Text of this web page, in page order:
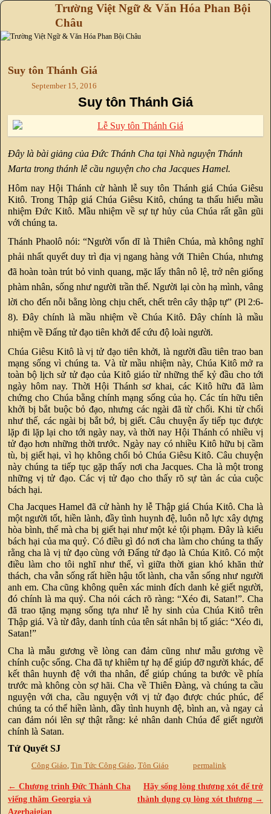
Trường Việt Ngữ & Văn Hóa Phan Bội
Châu
Suy tôn Thánh Giá
September 15, 2016
Suy tôn Thánh Giá
Đây là bài giảng của Đức Thánh Cha tại Nhà nguyện Thánh
Marta trong thánh lễ cầu nguyện cho cha Jacques Hamel.
Hôm nay Hội Thánh cử hành lễ suy tôn Thánh giá Chúa Giêsu
Kitô. Trong Thập giá Chúa Giêsu Kitô, chúng ta thấu hiểu mầu
nhiệm Đức Kitô. Mầu nhiệm về sự tự hủy của Chúa rất gần gũi
với chúng ta.
Thánh Phaolô nói: “Người vốn dĩ là Thiên Chúa, mà không nghĩ
phải nhất quyết duy trì địa vị ngang hàng với Thiên Chúa, nhưng
đã hoàn toàn trút bỏ vinh quang, mặc lấy thân nô lệ, trở nên giống
phàm nhân, sống như người trần thế. Người lại còn hạ mình, vâng
lời cho đến nỗi bằng lòng chịu chết, chết trên cây thập tự” (Pl 2:6-
8). Đây chính là mầu nhiệm về Chúa Kitô. Đây chính là mầu
nhiệm về Đấng tử đạo tiên khởi để cứu độ loài người.
Chúa Giêsu Kitô là vị tử đạo tiên khởi, là người đầu tiên trao ban
mạng sống vì chúng ta. Và từ mầu nhiệm này, Chúa Kitô mở ra
toàn bộ lịch sử tử đạo của Kitô giáo từ những thế kỷ đầu cho tới
ngày hôm nay. Thời Hội Thánh sơ khai, các Kitô hữu đã làm
chứng cho Chúa bằng chính mạng sống của họ. Các tín hữu tiên
khởi bị bắt buộc bỏ đạo, nhưng các ngài đã từ chối. Khi từ chối
như thế, các ngài bị bắt bớ, bị giết. Câu chuyện ấy tiếp tục được
lặp đi lặp lại cho tới ngày nay, và thời nay Hội Thánh có nhiều vị
tử đạo hơn những thời trước. Ngày nay có nhiều Kitô hữu bị cầm
tù, bị giết hại, vì họ không chối bỏ Chúa Giêsu Kitô. Câu chuyện
này chúng ta tiếp tục gặp thấy nơi cha Jacques. Cha là một trong
những vị tử đạo. Các vị tử đạo cho thấy rõ sự tàn ác của cuộc
bách hại.
Cha Jacques Hamel đã cử hành hy lễ Thập giá Chúa Kitô. Cha là
một người tốt, hiền lành, đầy tình huynh đệ, luôn nỗ lực xây dựng
hòa bình, thế mà cha bị giết hại như một kẻ tội phạm. Đây là kiểu
bách hại của ma quỷ. Có điều gì đó nơi cha làm cho chúng ta thấy
rằng cha là vị tử đạo cùng với Đấng tử đạo là Chúa Kitô. Có một
điều làm cho tôi nghĩ như thế, vì giữa thời gian khó khăn thử
thách, cha vẫn sống rất hiền hậu tốt lành, cha vẫn sống như người
anh em. Cha cũng không quên xác minh đích danh kẻ giết người,
đó chính là ma quỷ. Cha nói cách rõ ràng: “Xéo đi, Satan!”. Cha
đã trao tặng mạng sống tựa như lễ hy sinh của Chúa Kitô trên
Thập giá. Và từ đây, danh tính của tên sát nhân bị tố giác: “Xéo đi,
Satan!”
Cha là mẫu gương về lòng can đảm cũng như mẫu gương về
chính cuộc sống. Cha đã tự khiêm tự hạ để giúp đỡ người khác, để
kết thân huynh đệ với tha nhân, để giúp chúng ta bước về phía
trước mà không còn sợ hãi. Cha về Thiên Đàng, và chúng ta cầu
nguyện với cha, cầu nguyện với vị tử đạo được chúc phúc, để
chúng ta có thể hiền lành, đầy tình huynh đệ, bình an, và ngay cả
can đảm nói lên sự thật rằng: kẻ nhân danh Chúa để giết người
chính là Satan.
Tứ Quyết SJ
Công Giáo, Tin Tức Công Giáo, Tôn Giáo permalink
Post navigation
← Chương trình Đức Thánh Cha
viếng thăm Georgia và
Azerbaigian
Hãy sống lòng thương xót để trở
thành dụng cụ lòng xót thương →